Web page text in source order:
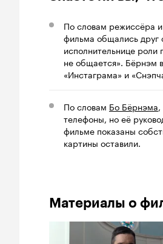
По словам режиссёра
фильма общались друг
исполнительнице роли
не общается». Бёрнэм
«Инстаграма» и
По словам Бо Бёрнэма
телефоны, но её
фильме показаны
картины оставили.
Материалы о